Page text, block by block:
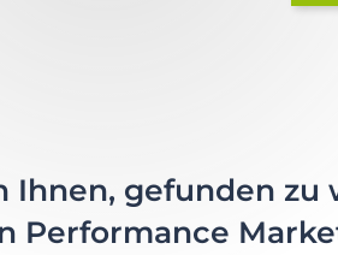
Ihnen, gefunden zu
Performance